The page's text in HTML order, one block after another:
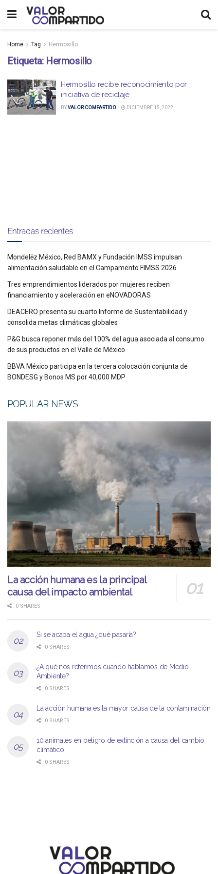
Home Tag Hermosillo
Etiqueta: Hermosillo
Hermosillo recibe reconocimiento por
iniciativa de reciclaje
BYVALOR COMPARTIDO DICIEMBRE 15, 2022
Entradas recientes
Mondelēz México, Red BAMX y Fundación IMSS impulsan
alimentación saludable en el Campamento FIMSS 2026
Tres emprendimientos liderados por mujeres reciben
financiamiento y aceleración en eNOVADORAS
DEACERO presenta su cuarto Informe de Sustentabilidad y
consolida metas climáticas globales
P&G busca reponer más del 100% del agua asociada al consumo
de sus productos en el Valle de México
BBVA México participa en la tercera colocación conjunta de
BONDESG y Bonos MS por 40,000 MDP
POPULAR NEWS
La acción humana es la principal
causa del impacto ambiental
0 SHARES
Si se acaba el agua ¿qué pasaría?
0 SHARES
¿A qué nos referimos cuando hablamos de Medio
Ambiente?
0 SHARES
La acción humana es la mayor causa de la contaminación
0 SHARES
10 animales en peligro de extinción a causa del cambio
climático
0 SHARES